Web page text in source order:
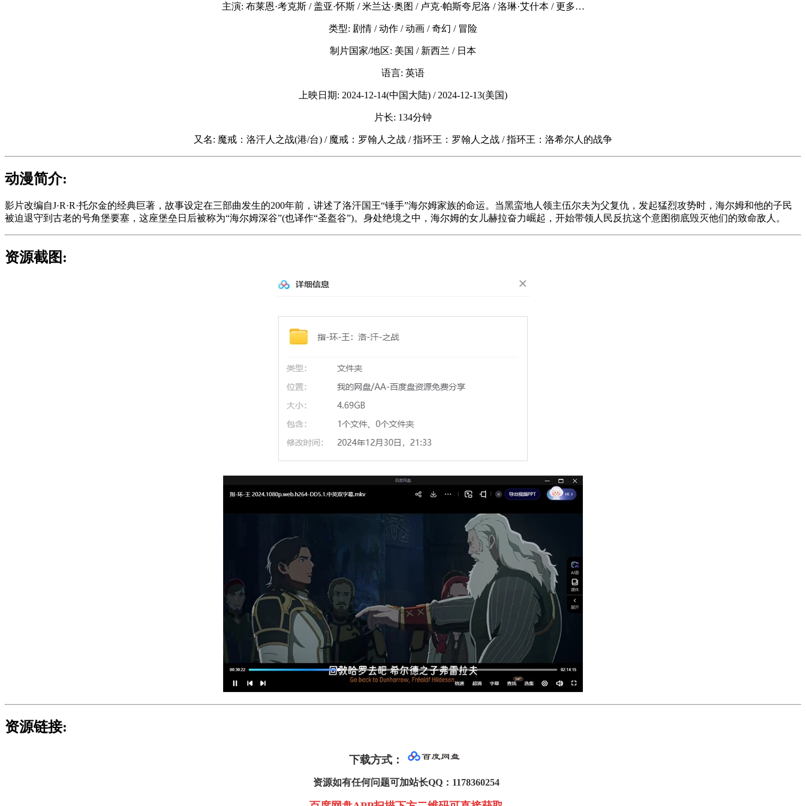
主演: 布莱恩·考克斯 / 盖亚·怀斯 / 米兰达·奥图 / 卢克·帕斯夸尼洛 / 洛琳·艾什本 / 更多…
类型: 剧情 / 动作 / 动画 / 奇幻 / 冒险
制片国家/地区: 美国 / 新西兰 / 日本
语言: 英语
上映日期: 2024-12-14(中国大陆) / 2024-12-13(美国)
片长: 134分钟
又名: 魔戒：洛汗人之战(港/台) / 魔戒：罗翰人之战 / 指环王：罗翰人之战 / 指环王：洛希尔人的战争
动漫简介:
影片改编自J·R·R·托尔金的经典巨著，故事设定在三部曲发生的200年前，讲述了洛汗国王“锤手”海尔姆家族的命运。当黑蛮地人领主伍尔夫为父复仇，发起猛烈攻势时，海尔姆和他的子民
被迫退守到古老的号角堡要塞，这座堡垒日后被称为“海尔姆深谷”(也译作“圣盔谷”)。身处绝境之中，海尔姆的女儿赫拉奋力崛起，开始带领人民反抗这个意图彻底毁灭他们的致命敌人。
资源截图:
资源链接:
下载方式 ：
资源如有任何问题可加站长QQ：1178360254